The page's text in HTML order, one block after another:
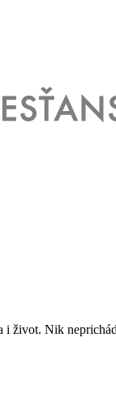
i život. Nik